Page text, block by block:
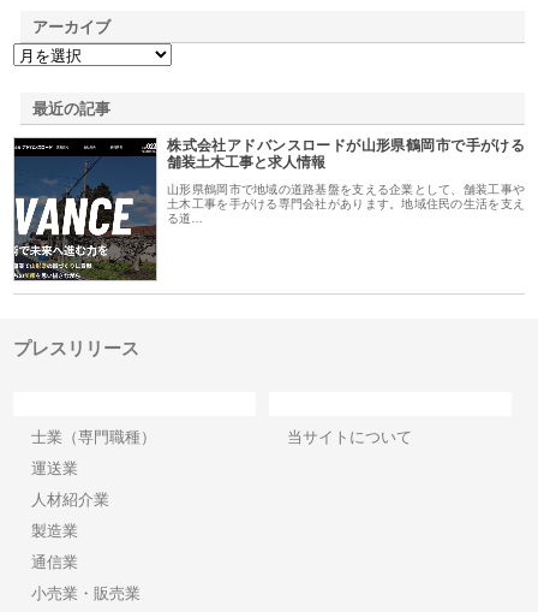
アーカイブ
最近の記事
株式会社アドバンスロードが山形県鶴岡市で手がける
舗装土木工事と求人情報
山形県鶴岡市で地域の道路基盤を支える企業として、舗装工事や
土木工事を手がける専門会社があります。地域住民の生活を支え
る道…
プレスリリース
士業（専門職種）
運送業
人材紹介業
製造業
通信業
小売業・販売業
当サイトについて